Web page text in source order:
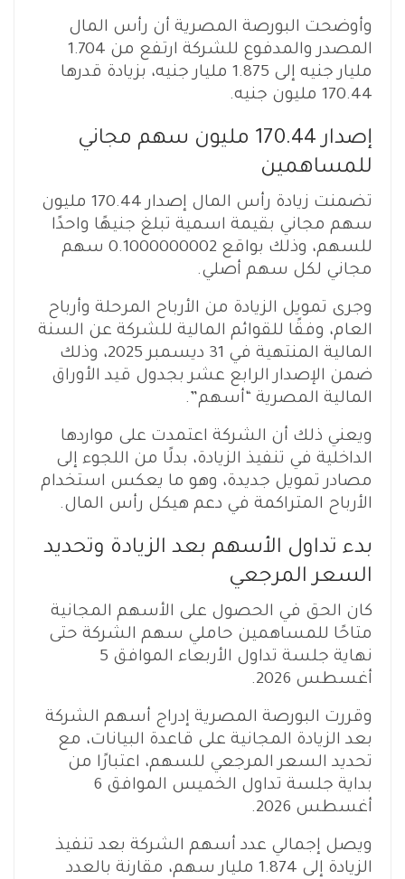
وأوضحت البورصة المصرية أن رأس المال
المصدر والمدفوع للشركة ارتفع من 1.704
مليار جنيه إلى 1.875 مليار جنيه، بزيادة قدرها
170.44 مليون جنيه.
إصدار 170.44 مليون سهم مجاني
للمساهمين
تضمنت زيادة رأس المال إصدار 170.44 مليون
سهم مجاني بقيمة اسمية تبلغ جنيهًا واحدًا
للسهم، وذلك بواقع 0.1000000002 سهم
مجاني لكل سهم أصلي.
وجرى تمويل الزيادة من الأرباح المرحلة وأرباح
العام، وفقًا للقوائم المالية للشركة عن السنة
المالية المنتهية في 31 ديسمبر 2025، وذلك
ضمن الإصدار الرابع عشر بجدول قيد الأوراق
المالية المصرية “أسهم”.
ويعني ذلك أن الشركة اعتمدت على مواردها
الداخلية في تنفيذ الزيادة، بدلًا من اللجوء إلى
مصادر تمويل جديدة، وهو ما يعكس استخدام
الأرباح المتراكمة في دعم هيكل رأس المال.
بدء تداول الأسهم بعد الزيادة وتحديد
السعر المرجعي
كان الحق في الحصول على الأسهم المجانية
متاحًا للمساهمين حاملي سهم الشركة حتى
نهاية جلسة تداول الأربعاء الموافق 5
أغسطس 2026.
وقررت البورصة المصرية إدراج أسهم الشركة
بعد الزيادة المجانية على قاعدة البيانات، مع
تحديد السعر المرجعي للسهم، اعتبارًا من
بداية جلسة تداول الخميس الموافق 6
أغسطس 2026.
ويصل إجمالي عدد أسهم الشركة بعد تنفيذ
الزيادة إلى 1.874 مليار سهم، مقارنة بالعدد